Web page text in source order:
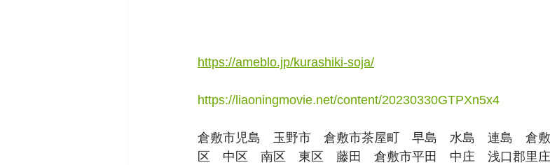
https://ameblo.jp/kurashiki-soja/
https://liaoningmovie.net/content/20230330GTPXn5x4
倉敷市児島　玉野市　倉敷市茶屋町　早島　水島　連島　倉
区　中区　南区　東区　藤田　倉敷市平田　中庄　浅口郡里